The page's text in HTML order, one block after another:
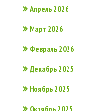
Апрель 2026
Март 2026
Февраль 2026
Декабрь 2025
Ноябрь 2025
Октябрь 2025